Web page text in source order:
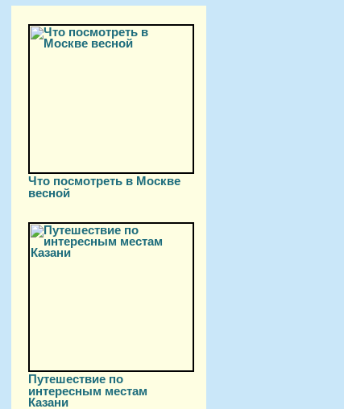
Что посмотреть в Москве
весной
Путешествие по
интересным местам
Казани